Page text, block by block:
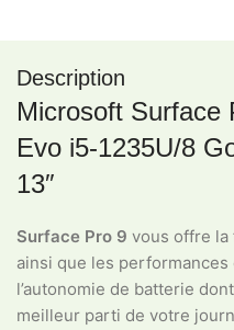
Description
Microsoft Surface
Evo i5-1235U/8
13″
Surface Pro 9 vous offre
ainsi que les
l’autonomie de batterie
meilleur parti de votre